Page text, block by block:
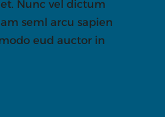
Nunc vel dictum
seml arcu sapien
eud auctor in